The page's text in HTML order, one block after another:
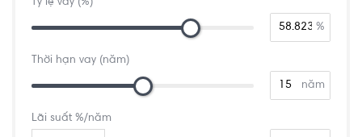
Tỷ lệ vay (%)
%
Thời hạn vay (năm)
năm
Lãi suất %/năm